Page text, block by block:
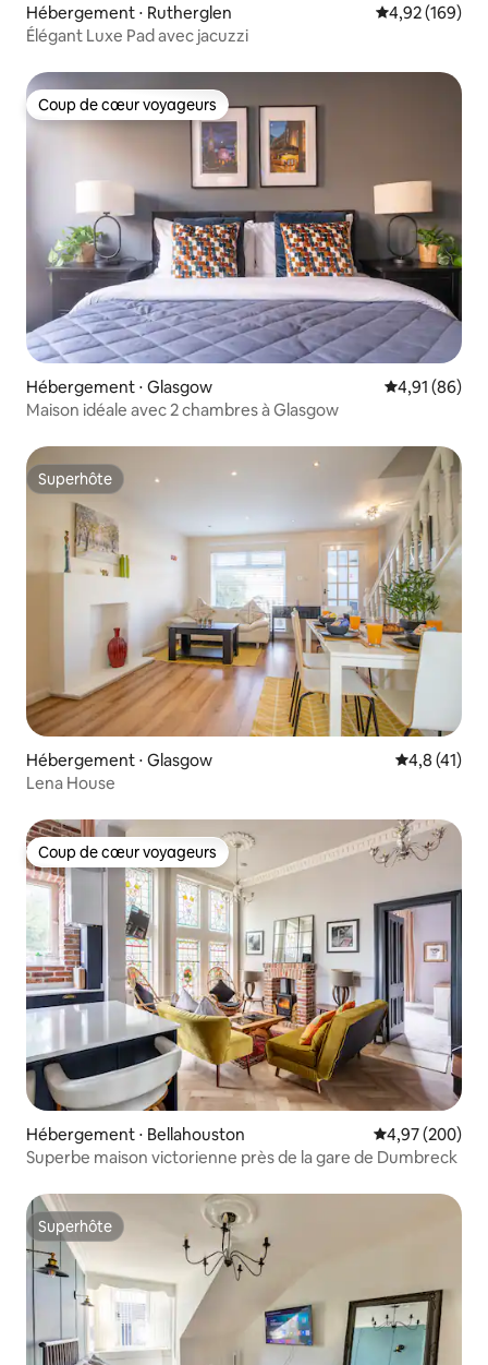
Hébergement ⋅ Rutherglen Évaluation
4,92 (169)
Élégant Luxe Pad avec jacuzzi
Coup de cœur voyageurs
Coup de cœur voyageurs
Hébergement ⋅ Glasgow Évaluation
4,91 (86)
Maison idéale avec 2 chambres à Glasgow
Superhôte
Superhôte
Hébergement ⋅ Glasgow Évaluation
4,8 (41)
Lena House
Coup de cœur voyageurs
Coup de cœur voyageurs
Hébergement ⋅ Bellahouston Évaluation
4,97 (200)
Superbe maison victorienne près de la gare de Dumbreck
Superhôte
Superhôte